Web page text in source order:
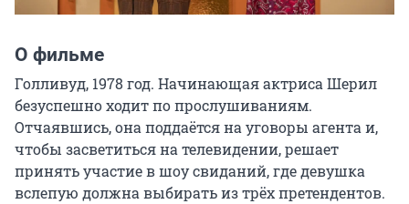
О фильме
Голливуд, 1978 год. Начинающая актриса Шерил
безуспешно ходит по прослушиваниям.
Отчаявшись, она поддаётся на уговоры агента и,
чтобы засветиться на телевидении, решает
принять участие в шоу свиданий, где девушка
вслепую должна выбирать из трёх претендентов.